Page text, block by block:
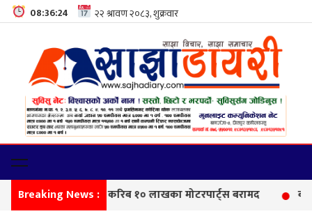
08:36:25
Breaking News :